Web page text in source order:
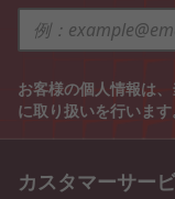
お客様の個人情報は
に取り扱いを行います
カスタマーサー